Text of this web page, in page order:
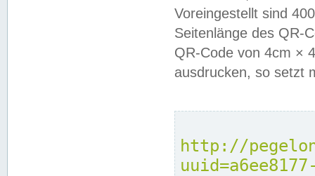
Voreingestellt sind
Seitenlänge des QR-
QR-Code von 4cm ×
ausdrucken, so setzt
http://